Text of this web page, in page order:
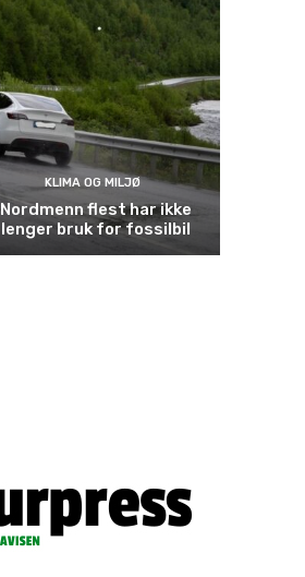
KLIMA OG MILJØ
Nordmenn flest har ikke
lenger bruk for fossilbil